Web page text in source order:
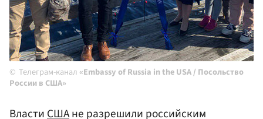
Телеграм-канал «Embassy of Russia in the USA / Посольство
России в США»
ВластиСШАне разрешили российским